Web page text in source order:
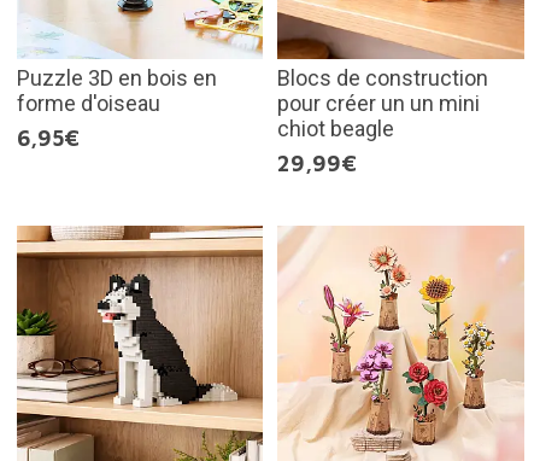
Puzzle 3D en bois en
forme d'oiseau
6,95€
Blocs de construction
pour créer un un mini
chiot beagle
29,99€